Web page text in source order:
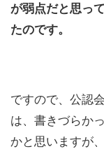
が弱点だと思っ
たのです。
ですので、公認
は、書きづらか
かと思いますが